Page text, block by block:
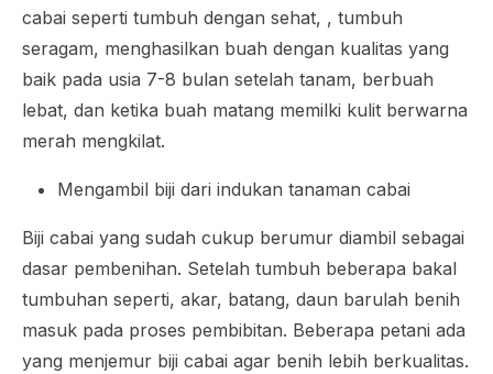
cabai seperti tumbuh dengan sehat, , tumbuh
seragam, menghasilkan buah dengan kualitas yang
baik pada usia 7-8 bulan setelah tanam, berbuah
lebat, dan ketika buah matang memilki kulit berwarna
merah mengkilat.
Mengambil biji dari indukan tanaman cabai
Biji cabai yang sudah cukup berumur diambil sebagai
dasar pembenihan. Setelah tumbuh beberapa bakal
tumbuhan seperti, akar, batang, daun barulah benih
masuk pada proses pembibitan. Beberapa petani ada
yang menjemur biji cabai agar benih lebih berkualitas.